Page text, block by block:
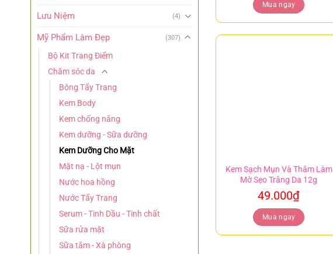
Lưu Niệm (4)
Mỹ Phẩm Làm Đẹp (307)
Bộ Kit Trang Điểm
Chăm sóc da
Bông Tẩy Trang
Kem Body
Kem chống nắng
Kem dưỡng - Sữa dưỡng
Kem Dưỡng Cho Mặt
Mặt nạ - Lột mụn
Nước hoa hồng
Nước Tẩy Trang
Serum - Tinh Dầu - Tinh chất
Sữa rửa mặt
Sữa tắm - Xà phòng
Mua ngay
Kem Sạch Mụn Và Thâm Làm
Mờ Sẹo Trắng Da 12g
49.000₫
Mua ngay